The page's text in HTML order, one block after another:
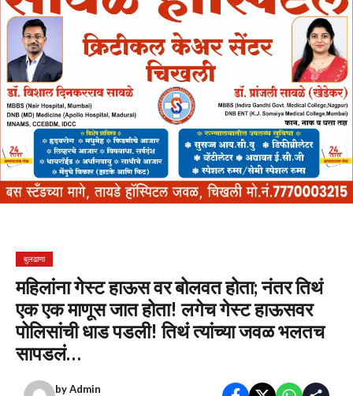
बुलढाणा
महिलांना गेस्ट हाऊस वर बोलवत होता; नंतर तिथं
एक एक माणूस जात होता! लगेच गेस्ट हाऊसवर
पोलिसांची धाड पडली! तिथं त्यांच्या जवळ भलतच
सापडलं…
byAdmin